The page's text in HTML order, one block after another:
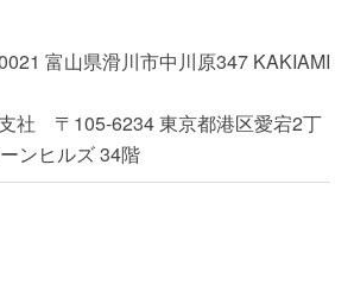
富山県滑川市中川原347 KAKIAMI
6234 東京都港区愛宕2丁
ンヒルズ 34階